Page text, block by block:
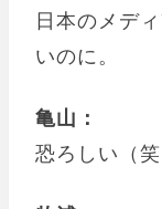
日本のメデ
いのに。
亀山：
恐ろしい（笑